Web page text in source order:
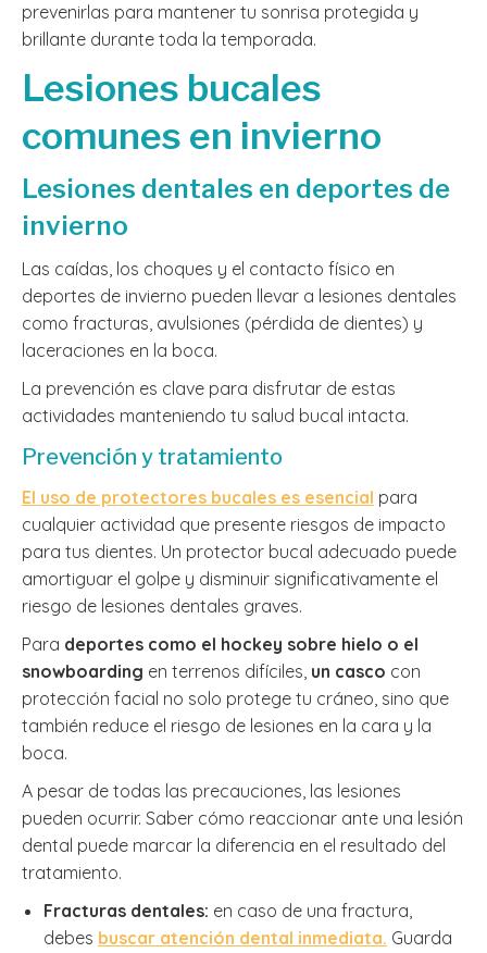
prevenirlas para mantener tu sonrisa protegida y
brillante durante toda la temporada.
Lesiones bucales
comunes en invierno
Lesiones dentales en deportes de
invierno
Las caídas, los choques y el contacto físico en
deportes de invierno pueden llevar a lesiones dentales
como fracturas, avulsiones (pérdida de dientes) y
laceraciones en la boca.
La prevención es clave para disfrutar de estas
actividades manteniendo tu salud bucal intacta.
Prevención y tratamiento
El uso de protectores bucales es esencial para
cualquier actividad que presente riesgos de impacto
para tus dientes. Un protector bucal adecuado puede
amortiguar el golpe y disminuir significativamente el
riesgo de lesiones dentales graves.
Para deportes como el hockey sobre hielo o el
snowboarding en terrenos difíciles, un casco con
protección facial no solo protege tu cráneo, sino que
también reduce el riesgo de lesiones en la cara y la
boca.
A pesar de todas las precauciones, las lesiones
pueden ocurrir. Saber cómo reaccionar ante una lesión
dental puede marcar la diferencia en el resultado del
tratamiento.
Fracturas dentales: en caso de una fractura,
debes buscar atención dental inmediata. Guarda